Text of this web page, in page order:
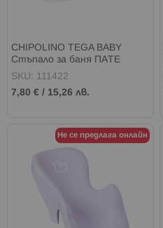
CHIPOLINO TEGA BABY
Стъпало за баня ПАТЕ
ЛИЛАВ
SKU: 111422
7,80 € / 15,26 лв.
Не се предлага онлайн